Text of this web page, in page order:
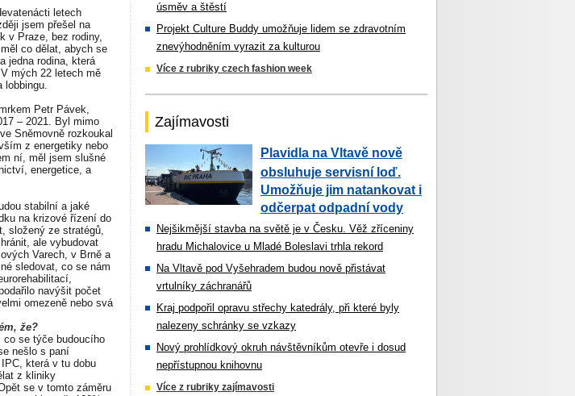
letech
jsem přešel na
v Praze, bez rodiny,
co dělat, abych se
jedna rodina, která
mých 22 letech mě
lobbingu.
Petr Pávek,
– 2021. Byl mimo
Sněmovně rozkoukal
z energetiky nebo
ní, měl jsem slušné
energetice, a
stabilní a jaké
na krizové řízení do
složený ze stratégů,
ale vybudovat
Varech, v Brně a
sledovat, co se nám
navýšit počet
omezeně nebo svá
že?
co se týče budoucího
nešlo s paní
která v tu dobu
z kliniky
se v tomto záměru
úsměv a štěstí
Projekt Culture Buddy umožňuje lidem se zdravotním
znevýhodněním vyrazit za kulturou
Více z rubriky czech fashion week
Zajímavosti
Plavidla na Vltavě nově
obsluhuje servisní loď.
Umožňuje jim natankovat i
odčerpat odpadní vody
Nejšikmější stavba na světě je v Česku. Věž zříceniny
hradu Michalovice u Mladé Boleslavi trhla rekord
Na Vltavě pod Vyšehradem budou nově přistávat
vrtulníky záchranářů
Kraj podpořil opravu střechy katedrály, při které byly
nalezeny schránky se vzkazy
Nový prohlídkový okruh návštěvníkům otevře i dosud
nepřístupnou knihovnu
Více z rubriky zajímavosti